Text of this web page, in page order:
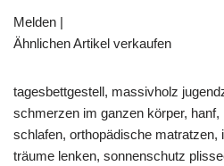
Melden |
Ähnlichen Artikel verkaufen
tagesbettgestell, massivholz
schmerzen im ganzen körper,
schlafen, orthopädische matratzen,
träume lenken, sonnenschutz